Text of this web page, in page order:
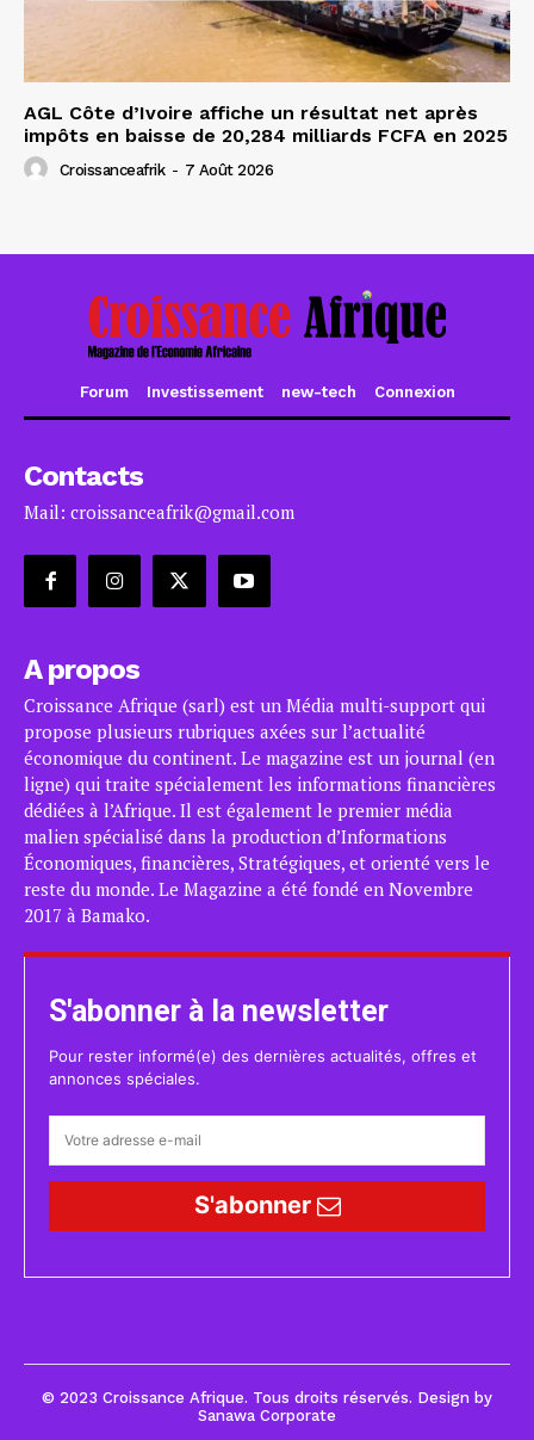
AGL Côte d’Ivoire affiche un résultat net après
impôts en baisse de 20,284 milliards FCFA en 2025
Croissanceafrik - 7 Août 2026
Forum Investissement new-tech Connexion
Contacts
Mail: croissanceafrik@gmail.com
A propos
Croissance Afrique (sarl) est un Média multi-support qui
propose plusieurs rubriques axées sur l’actualité
économique du continent. Le magazine est un journal (en
ligne) qui traite spécialement les informations financières
dédiées à l’Afrique. Il est également le premier média
malien spécialisé dans la production d’Informations
Économiques, financières, Stratégiques, et orienté vers le
reste du monde. Le Magazine a été fondé en Novembre
2017 à Bamako.
S'abonner à la newsletter
Pour rester informé(e) des dernières actualités, offres et
annonces spéciales.
S'abonner
© 2023 Croissance Afrique. Tous droits réservés. Design by
Sanawa Corporate